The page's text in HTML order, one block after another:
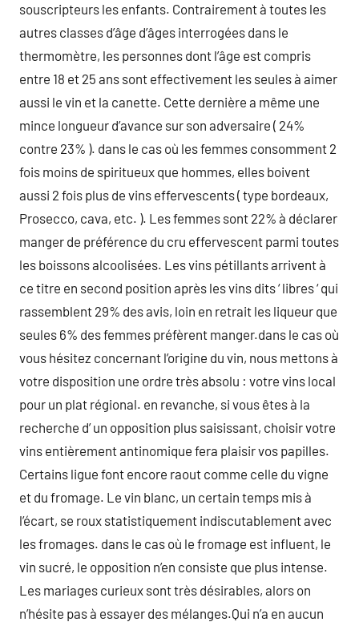
souscripteurs les enfants. Contrairement à toutes les
autres classes d’âge d’âges interrogées dans le
thermomètre, les personnes dont l’âge est compris
entre 18 et 25 ans sont effectivement les seules à aimer
aussi le vin et la canette. Cette dernière a même une
mince longueur d’avance sur son adversaire ( 24%
contre 23% ). dans le cas où les femmes consomment 2
fois moins de spiritueux que hommes, elles boivent
aussi 2 fois plus de vins effervescents ( type bordeaux,
Prosecco, cava, etc. ). Les femmes sont 22% à déclarer
manger de préférence du cru effervescent parmi toutes
les boissons alcoolisées. Les vins pétillants arrivent à
ce titre en second position après les vins dits ‘ libres ‘ qui
rassemblent 29% des avis, loin en retrait les liqueur que
seules 6% des femmes préfèrent manger.dans le cas où
vous hésitez concernant l’origine du vin, nous mettons à
votre disposition une ordre très absolu : votre vins local
pour un plat régional. en revanche, si vous êtes à la
recherche d’ un opposition plus saisissant, choisir votre
vins entièrement antinomique fera plaisir vos papilles.
Certains ligue font encore raout comme celle du vigne
et du fromage. Le vin blanc, un certain temps mis à
l’écart, se roux statistiquement indiscutablement avec
les fromages. dans le cas où le fromage est influent, le
vin sucré, le opposition n’en consiste que plus intense.
Les mariages curieux sont très désirables, alors on
n’hésite pas à essayer des mélanges.Qui n’a en aucun